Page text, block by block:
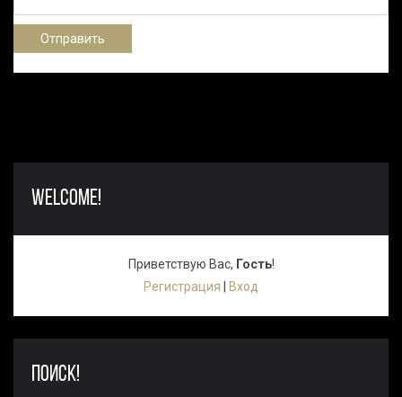
Отправить
WELCOME!
Приветствую Вас, Гость!
Регистрация
Вход
ПОИСК!